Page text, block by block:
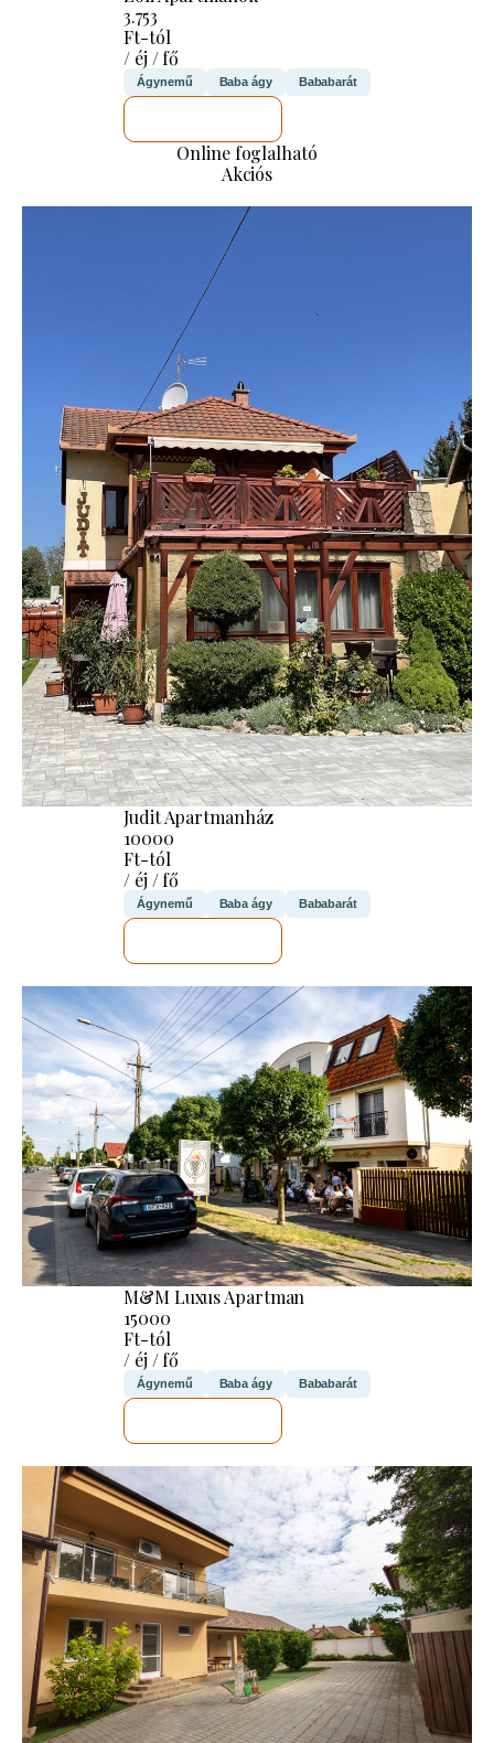
3.753
Ft-tól
/ éj / fő
Ágynemű Baba ágy Bababarát
Online foglalható
Akciós
Judit Apartmanház
10000
Ft-tól
/ éj / fő
Ágynemű Baba ágy Bababarát
M&M Luxus Apartman
15000
Ft-tól
/ éj / fő
Ágynemű Baba ágy Bababarát